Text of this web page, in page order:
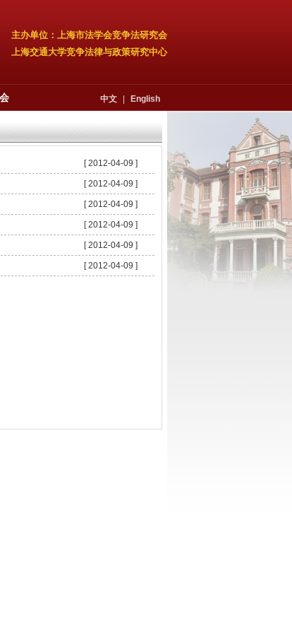
主办单位：上海市法学会竞争法研究会
上海交通大学竞争法律与政策研究中心
中文 English
[ 2012-04-09 ]
[ 2012-04-09 ]
[ 2012-04-09 ]
[ 2012-04-09 ]
[ 2012-04-09 ]
[ 2012-04-09 ]